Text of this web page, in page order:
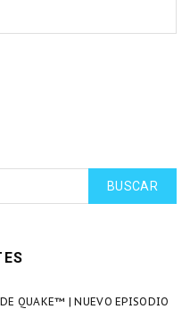
BUSCAR
QUAKE™ | NUEVO EPISODIO